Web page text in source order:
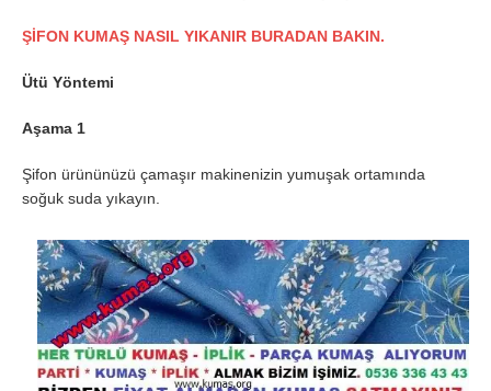
ŞİFON KUMAŞ NASIL YIKANIR BURADAN BAKIN.
Ütü Yöntemi
Aşama 1
Şifon ürününüzü çamaşır makinenizin yumuşak ortamında
soğuk suda yıkayın.